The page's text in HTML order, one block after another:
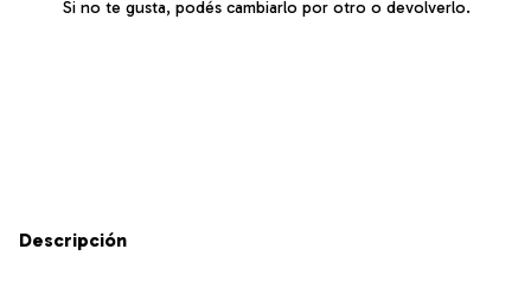
Si no te gusta, podés cambiarlo por otro o devolverlo.
Descripción